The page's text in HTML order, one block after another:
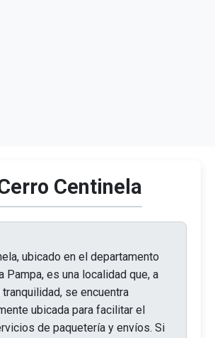
Centinela
ubicado en el departamento
Pampa, es una localidad que, a
se encuentra
ubicada para facilitar el
de paquetería y envíos. Si